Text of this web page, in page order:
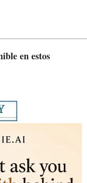
en estos